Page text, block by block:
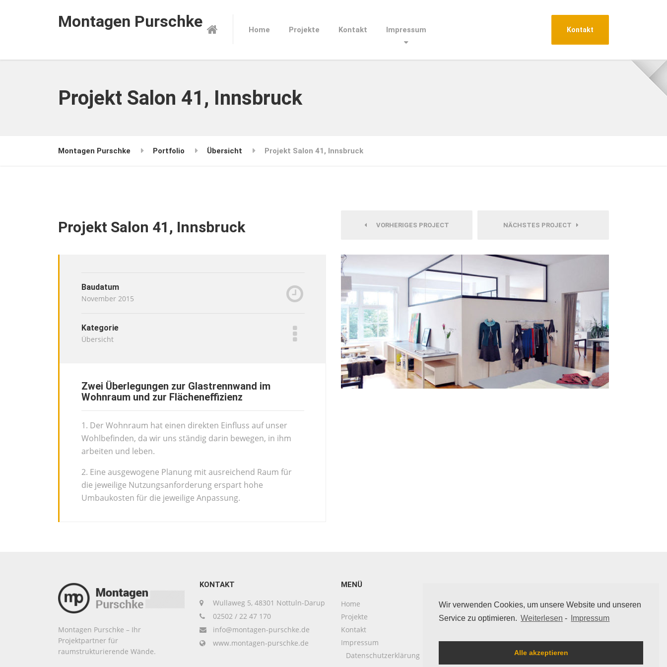
Wir verwenden Cookies, um unsere Website und unseren
Service zu optimieren. Weiterlesen - Impressum
Alle akzeptieren
Montagen Purschke Home Projekte Kontakt Impressum Kontakt
Projekt Salon 41, Innsbruck
Montagen Purschke Portfolio Übersicht Projekt Salon 41, Innsbruck
Projekt Salon 41, Innsbruck
Baudatum
November 2015
Kategorie
Übersicht
Zwei Überlegungen zur Glastrennwand im
Wohnraum und zur Flächeneffizienz
1. Der Wohnraum hat einen direkten Einfluss auf unser
Wohlbefinden, da wir uns ständig darin bewegen, in ihm
arbeiten und leben.
2. Eine ausgewogene Planung mit ausreichend Raum für
die jeweilige Nutzungsanforderung erspart hohe
Umbaukosten für die jeweilige Anpassung.
VORHERIGES PROJECT NÄCHSTES PROJECT
Montagen Purschke – Ihr
Projektpartner für
raumstrukturierende Wände.
KONTAKT
Wullaweg 5, 48301 Nottuln-Darup
02502 / 22 47 170
info@montagen-purschke.de
www.montagen-purschke.de
MENÜ
Home
Projekte
Kontakt
Impressum
Datenschutzerklärung
Telefonnummer: 02502 / 22 47 170